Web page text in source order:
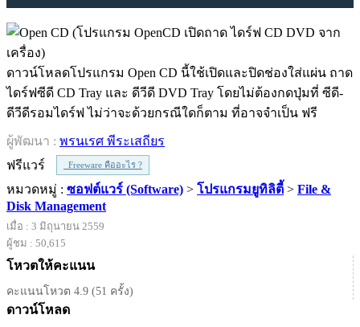
ดาวน์โหลดโปรแกรม Open CD นี้ใช้เปิดและปิดช่องใส่แผ่น ถาด
ไดร์ฟซีดี CD Tray และ ดีวีดี DVD Tray โดยไม่ต้องกดปุ่มที่ ซีดี-
ดีวีดีรอมไดร์ฟ ไม่ว่าจะด้วยกรณีใดก็ตาม ที่อาจจำเป็น ฟรี
ผู้พัฒนา : พรนเรศ พีระเสถียร
ฟรีแวร์
Freeware คืออะไร ?
หมวดหมู่ : ซอฟต์แวร์ (Software) > โปรแกรมยูทิลิตี้ > File &
Disk Management
เมื่อ : 3 มิถุนายน 2559
ผู้ชม : 50,615
โหวตให้คะแนน
คะแนนโหวต 4.9 (51 ครั้ง)
ดาวน์โหลด